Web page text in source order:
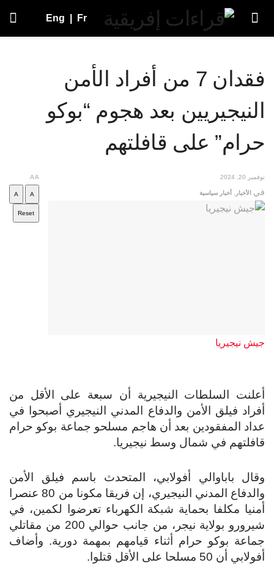
Eng Fr
فقدان 7 من أفراد الأمن
النيجيريين بعد هجوم “بوكو
حرام” على قافلتهم
نوفمبر 20, 2024
في الأخبار أخبار سياسية
AA
A
A
Reset
جيش نيجيريا
أعلنت السلطات النيجيرية أن سبعة على الأقل من
أفراد فيلق الأمن والدفاع المدني النيجيري أصبحوا في
عداد المفقودين بعد أن هاجم مسلحو جماعة بوكو حرام
قافلتهم في شمال وسط نيجيريا.
وقال باباوالي أفولابي، المتحدث باسم فيلق الأمن
والدفاع المدني النيجيري، إن فريقا مكونا من 80 عنصرا
أمنيا مكلفا بحماية شبكة الكهرباء تعرضوا لكمين، في
شيرورو بولاية نيجر، من جانب حوالي 200 من مقاتلي
جماعة بوكو حرام أثناء قيامهم بمهمة دورية. وأضاف
أفولابي أن 50 مسلحا على الأقل قتلوا.